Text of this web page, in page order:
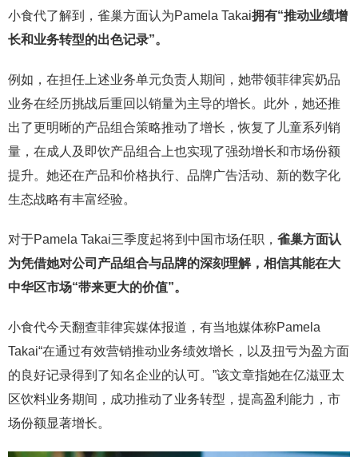
小食代了解到，雀巢方面认为Pamela Takai拥有“推动业绩增
长和业务转型的出色记录”。
例如，在担任上述业务单元负责人期间，她带领菲律宾奶品
业务在经历挑战后重回以销量为主导的增长。此外，她还推
出了更明晰的产品组合策略推动了增长，恢复了儿童系列销
量，在成人及即饮产品组合上也实现了强劲增长和市场份额
提升。她还在产品和价格执行、品牌广告活动、新的数字化
生态战略有丰富经验。
对于Pamela Takai三季度起将到中国市场任职， 雀巢方面认
为凭借她对公司产品组合与品牌的深刻理解，相信其能在大
中华区市场“带来更大的价值”。
小食代今天翻查菲律宾媒体报道，有当地媒体称Pamela
Takai“在通过有效营销推动业务绩效增长，以及扭亏为盈方面
的良好记录得到了知名企业的认可。”该文章指她在亿滋亚太
区饮料业务期间，成功推动了业务转型，提高盈利能力，市
场份额显著增长。